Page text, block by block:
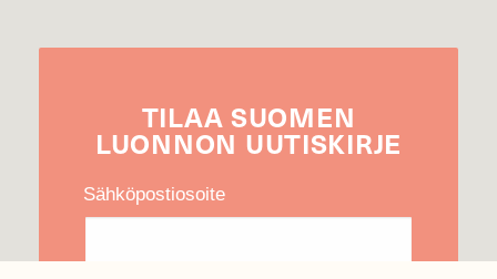
TILAA SUOMEN
LUONNON UUTIS­KIRJE
Sähköpostiosoite